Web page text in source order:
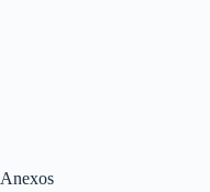
Anexos